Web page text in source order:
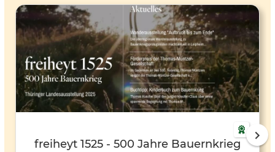
freiheyt 1525 - 500 Jahre Bauernkrieg